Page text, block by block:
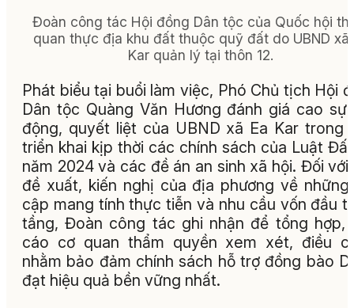
Đoàn công tác Hội đồng Dân tộc của Quốc hội
quan thực địa khu đất thuộc quỹ đất do UBND xã
Kar quản lý tại thôn 12.
Phát biểu tại buổi làm việc, Phó Chủ tịch Hội
Dân tộc Quàng Văn Hương đánh giá cao sự
động, quyết liệt của UBND xã Ea Kar trong
triển khai kịp thời các chính sách của Luật
năm 2024 và các đề án an sinh xã hội. Đối với
đề xuất, kiến nghị của địa phương về
cập mang tính thực tiễn và nhu cầu vốn đầu
tầng, Đoàn công tác ghi nhận để tổng hợp,
cáo cơ quan thẩm quyền xem xét, điều
nhằm bảo đảm chính sách hỗ trợ đồng bào
đạt hiệu quả bền vững nhất.